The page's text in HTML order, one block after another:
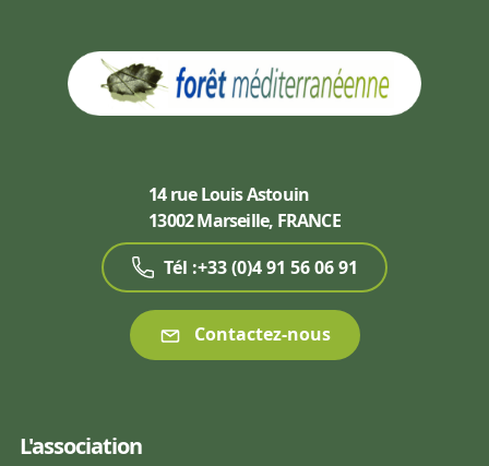
14 rue Louis Astouin
13002 Marseille, FRANCE
Tél :+33 (0)4 91 56 06 91
Contactez-nous
L'association